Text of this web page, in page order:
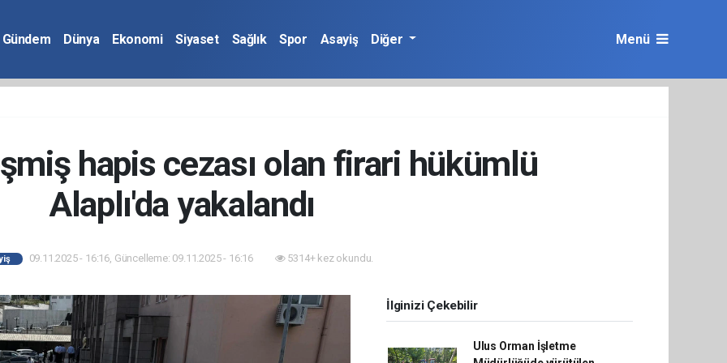
Gündem Dünya Ekonomi Siyaset Sağlık Spor Asayiş Diğer Menü
hapis cezası olan firari hükümlü
Alaplı'da yakalandı
09.11.2025 - 16:16, Güncelleme: 09.11.2025 - 16:16 5314+ kez okundu.
İlginizi Çekebilir
Ulus Orman İşletme